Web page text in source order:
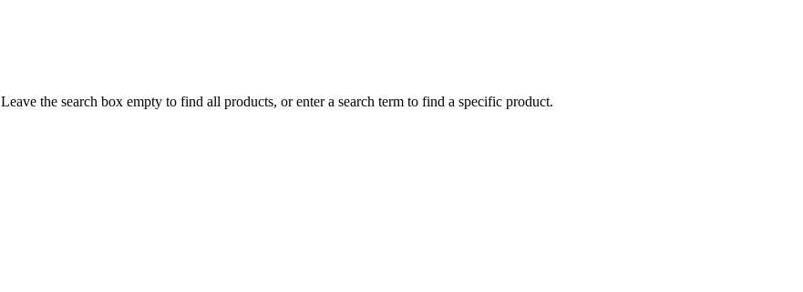
Leave the search box empty to find all products, or enter a search term to find a specific product.